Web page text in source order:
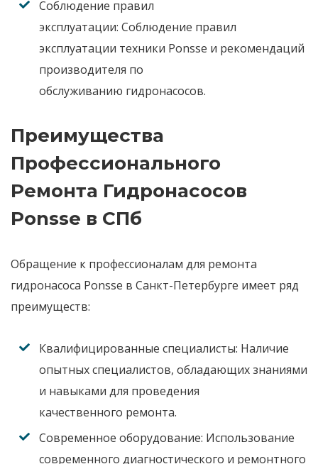
Соблюдение правил
эксплуатации: Соблюдение правил
эксплуатации техники Ponsse и рекомендаций
производителя по
обслуживанию гидронасосов.
Преимущества
Профессионального
Ремонта Гидронасосов
Ponsse в СПб
Обращение к профессионалам для ремонта
гидронасоса Ponsse в Санкт-Петербурге имеет ряд
преимуществ:
Квалифицированные специалисты: Наличие
опытных специалистов, обладающих знаниями
и навыками для проведения
качественного ремонта.
Современное оборудование: Использование
современного диагностического и ремонтного